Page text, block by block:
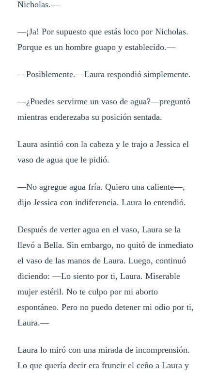
Nicholas.—
—¡Ja! Por supuesto que estás loco por Nicholas.
Porque es un hombre guapo y establecido.—
—Posiblemente.—Laura respondió simplemente.
—¿Puedes servirme un vaso de agua?—preguntó
mientras enderezaba su posición sentada.
Laura asintió con la cabeza y le trajo a Jessica el
vaso de agua que le pidió.
—No agregue agua fría. Quiero una caliente—,
dijo Jessica con indiferencia. Laura lo entendió.
Después de verter agua en el vaso, Laura se la
llevó a Bella. Sin embargo, no quitó de inmediato
el vaso de las manos de Laura. Luego, continuó
diciendo: —Lo siento por ti, Laura. Miserable
mujer estéril. No te culpo por mi aborto
espontáneo. Pero no puedo detener mi odio por ti,
Laura.—
Laura lo miró con una mirada de incomprensión.
Lo que quería decir era fruncir el ceño a Laura y